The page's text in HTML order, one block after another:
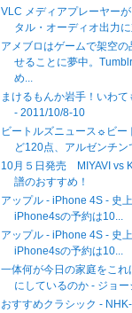
VLC メディアプレーヤー
タル・オーディオ出力に
アメブロはゲームで架空
せることに夢中。
め...
まけるもんか岩手！いわ
- 2011/10/8-10
ビートルズニュース☼ビー
ど120点、アルゼンチン
10月５日発売 MIYAVI vs
譜のおすすめ！
アップル - iPhone 4S - 史
iPhone4sの予約は10...
アップル - iPhone 4S - 史
iPhone4sの予約は10...
一体何が今日の家庭をこ
にしているのか - ジョ
おすすめクラシック -